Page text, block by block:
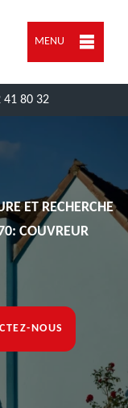
MENU
41 80 32
ET RECHERCHE
COUVREUR
NOUS